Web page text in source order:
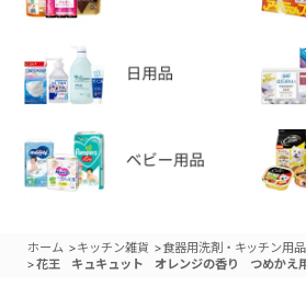
ホーム >キッチン雑貨 >食器用洗剤・キッチン用品
>花王 キュキュット オレンジの香り つめかえ